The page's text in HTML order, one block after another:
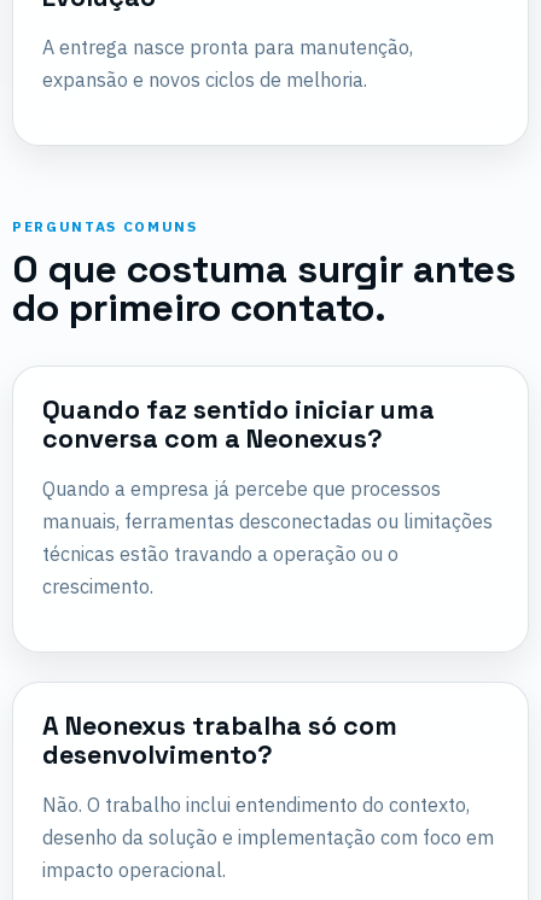
A entrega nasce pronta para manutenção,
expansão e novos ciclos de melhoria.
PERGUNTAS COMUNS
O que costuma surgir antes
do primeiro contato.
Quando faz sentido iniciar uma
conversa com a Neonexus?
Quando a empresa já percebe que processos
manuais, ferramentas desconectadas ou limitações
técnicas estão travando a operação ou o
crescimento.
A Neonexus trabalha só com
desenvolvimento?
Não. O trabalho inclui entendimento do contexto,
desenho da solução e implementação com foco em
impacto operacional.